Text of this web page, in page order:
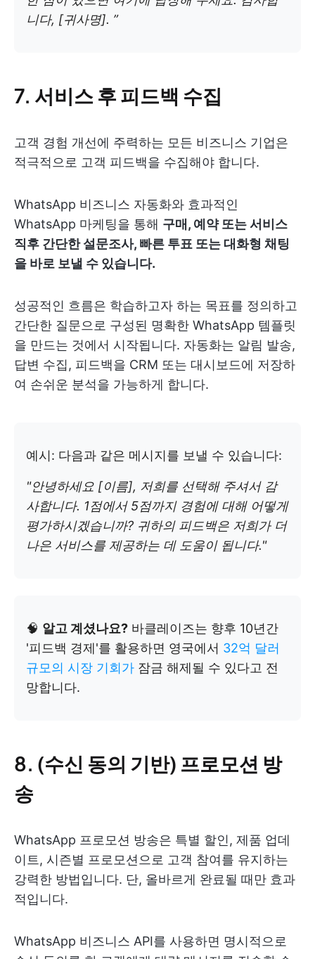
니다, [귀사명]. ”
7. 서비스 후 피드백 수집
고객 경험 개선에 주력하는 모든 비즈니스 기업은
적극적으로 고객 피드백을 수집해야 합니다.
WhatsApp 비즈니스 자동화와 효과적인
WhatsApp 마케팅을 통해 구매, 예약 또는 서비스
직후 간단한 설문조사, 빠른 투표 또는 대화형 채팅
을 바로 보낼 수 있습니다.
성공적인 흐름은 학습하고자 하는 목표를 정의하고
간단한 질문으로 구성된 명확한 WhatsApp 템플릿
을 만드는 것에서 시작됩니다. 자동화는 알림 발송,
답변 수집, 피드백을 CRM 또는 대시보드에 저장하
여 손쉬운 분석을 가능하게 합니다.
예시: 다음과 같은 메시지를 보낼 수 있습니다:
"안녕하세요 [이름], 저희를 선택해 주셔서 감
사합니다. 1점에서 5점까지 경험에 대해 어떻게
평가하시겠습니까? 귀하의 피드백은 저희가 더
나은 서비스를 제공하는 데 도움이 됩니다."
🧠 알고 계셨나요? 바클레이즈는 향후 10년간
'피드백 경제'를 활용하면 영국에서 32억 달러
규모의 시장 기회가 잠금 해제될 수 있다고 전
망합니다.
8. (수신 동의 기반) 프로모션 방
송
WhatsApp 프로모션 방송은 특별 할인, 제품 업데
이트, 시즌별 프로모션으로 고객 참여를 유지하는
강력한 방법입니다. 단, 올바르게 완료될 때만 효과
적입니다.
WhatsApp 비즈니스 API를 사용하면 명시적으로